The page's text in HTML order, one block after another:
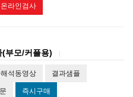
온라인검사
부모/커플용)
석동영상 결과샘플
즉시구매